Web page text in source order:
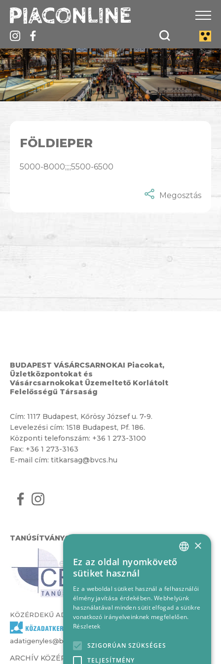
FÖLDIEPER
5000-8000;;;;5500-6500
Megosztás
BUDAPEST VÁSÁRCSARNOKAI Piacokat,
Üzletközpontokat és
Vásárcsarnokokat Üzemeltető Korlátolt
Felelősségű Társaság
Cím: 1117 Budapest, Kőrösy József u. 7-9.
Levelezési cím: 1518 Budapest, Pf. 186.
Központi telefonszám: +36 1 273-3100
Fax: +36 1 273-3163
E-mail cím: titkarsag@bvcs.hu
TANÚSÍTVÁNYOK
KÖZÉRDEKŰ ADATOK
adatigenyles@bvcs.hu
ARCHÍV KÖZÉRDEKŰ ADATOK –
HUNGARIAN
×
Ez az oldal nyomkövető
sütiket használ
Ez a weboldal sütiket használ a felhasználói
élmény javítása érdekében. Webhelyünk
használatával minden sütit elfogad a sütikre
vonatkozó irányelveinknek megfelelően.
Részletek
SZIGORÚAN SZÜKSÉGES
TELJESÍTMÉNY